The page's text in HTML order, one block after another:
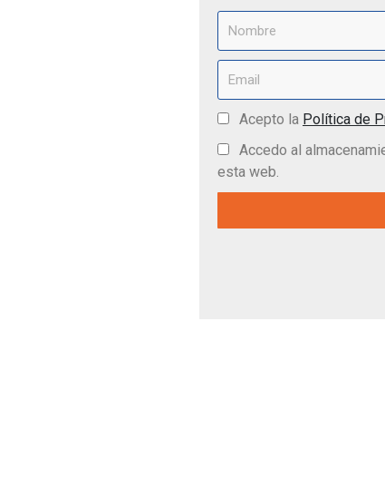
Acepto la Política de
Accedo al
esta web.